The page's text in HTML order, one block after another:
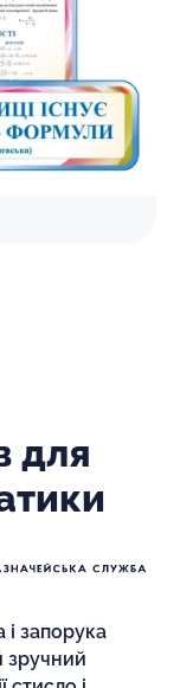
для
запорука
зручний